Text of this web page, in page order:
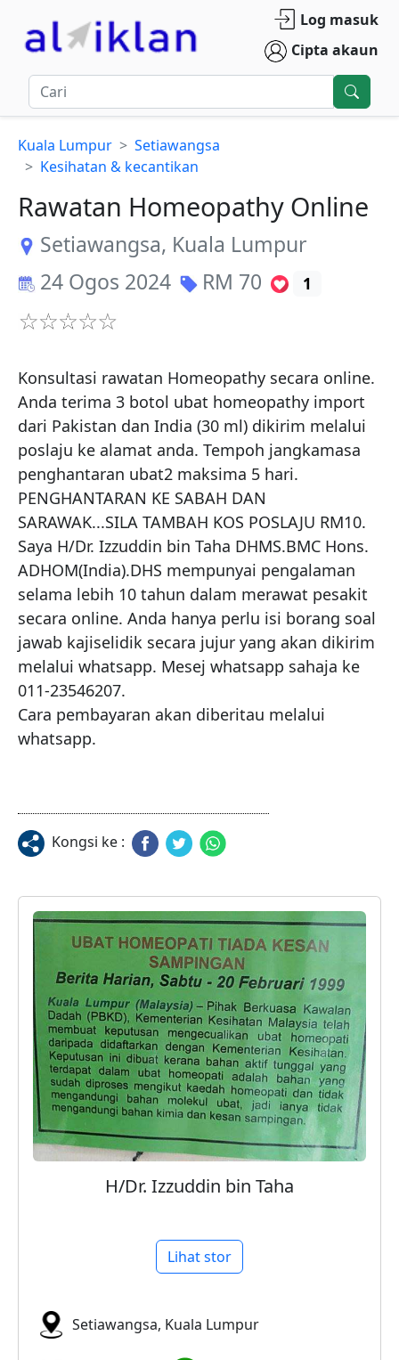
Log masuk
Cipta akaun
Kuala Lumpur
Setiawangsa
Kesihatan & kecantikan
Rawatan Homeopathy Online
Setiawangsa, Kuala Lumpur
24 Ogos 2024
RM 70 1
Konsultasi rawatan Homeopathy secara online.
Anda terima 3 botol ubat homeopathy import
dari Pakistan dan India (30 ml) dikirim melalui
poslaju ke alamat anda. Tempoh jangkamasa
penghantaran ubat2 maksima 5 hari.
PENGHANTARAN KE SABAH DAN
SARAWAK...SILA TAMBAH KOS POSLAJU RM10.
Saya H/Dr. Izzuddin bin Taha DHMS.BMC Hons.
ADHOM(India).DHS mempunyai pengalaman
selama lebih 10 tahun dalam merawat pesakit
secara online. Anda hanya perlu isi borang soal
jawab kajiselidik secara jujur yang akan dikirim
melalui whatsapp. Mesej whatsapp sahaja ke
011-23546207.
Cara pembayaran akan diberitau melalui
whatsapp.
Kongsi ke :
H/Dr. Izzuddin bin Taha
Lihat stor
Setiawangsa, Kuala Lumpur